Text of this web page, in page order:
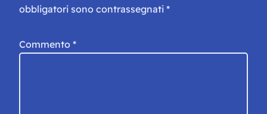
obbligatori sono contrassegnati *
Commento *